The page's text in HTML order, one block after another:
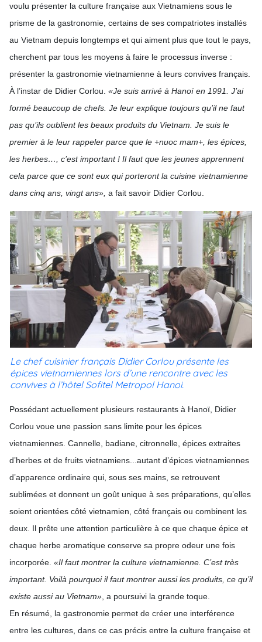
voulu présenter la culture française aux Vietnamiens sous le
prisme de la gastronomie, certains de ses compatriotes installés
au Vietnam depuis longtemps et qui aiment plus que tout le pays,
cherchent par tous les moyens à faire le processus inverse :
présenter la gastronomie vietnamienne à leurs convives français.
À l’instar de Didier Corlou. «Je suis arrivé à Hanoï en 1991. J’ai
formé beaucoup de chefs. Je leur explique toujours qu’il ne faut
pas qu’ils oublient les beaux produits du Vietnam. Je suis le
premier à le leur rappeler parce que le +nuoc mam+, les épices,
les herbes…, c’est important ! Il faut que les jeunes apprennent
cela parce que ce sont eux qui porteront la cuisine vietnamienne
dans cinq ans, vingt ans», a fait savoir Didier Corlou.
Le chef cuisinier français Didier Corlou présente les
épices vietnamiennes lors d’une rencontre avec les
convives à l’hôtel Sofitel Metropol Hanoi.
Possédant actuellement plusieurs restaurants à Hanoï, Didier
Corlou voue une passion sans limite pour les épices
vietnamiennes. Cannelle, badiane, citronnelle, épices extraites
d’herbes et de fruits vietnamiens...autant d’épices vietnamiennes
d’apparence ordinaire qui, sous ses mains, se retrouvent
sublimées et donnent un goût unique à ses préparations, qu’elles
soient orientées côté vietnamien, côté français ou combinent les
deux. Il prête une attention particulière à ce que chaque épice et
chaque herbe aromatique conserve sa propre odeur une fois
incorporée. «Il faut montrer la culture vietnamienne. C’est très
important. Voilà pourquoi il faut montrer aussi les produits, ce qu’il
existe aussi au Vietnam» , a poursuivi la grande toque.
En résumé, la gastronomie permet de créer une interférence
entre les cultures, dans ce cas précis entre la culture française et